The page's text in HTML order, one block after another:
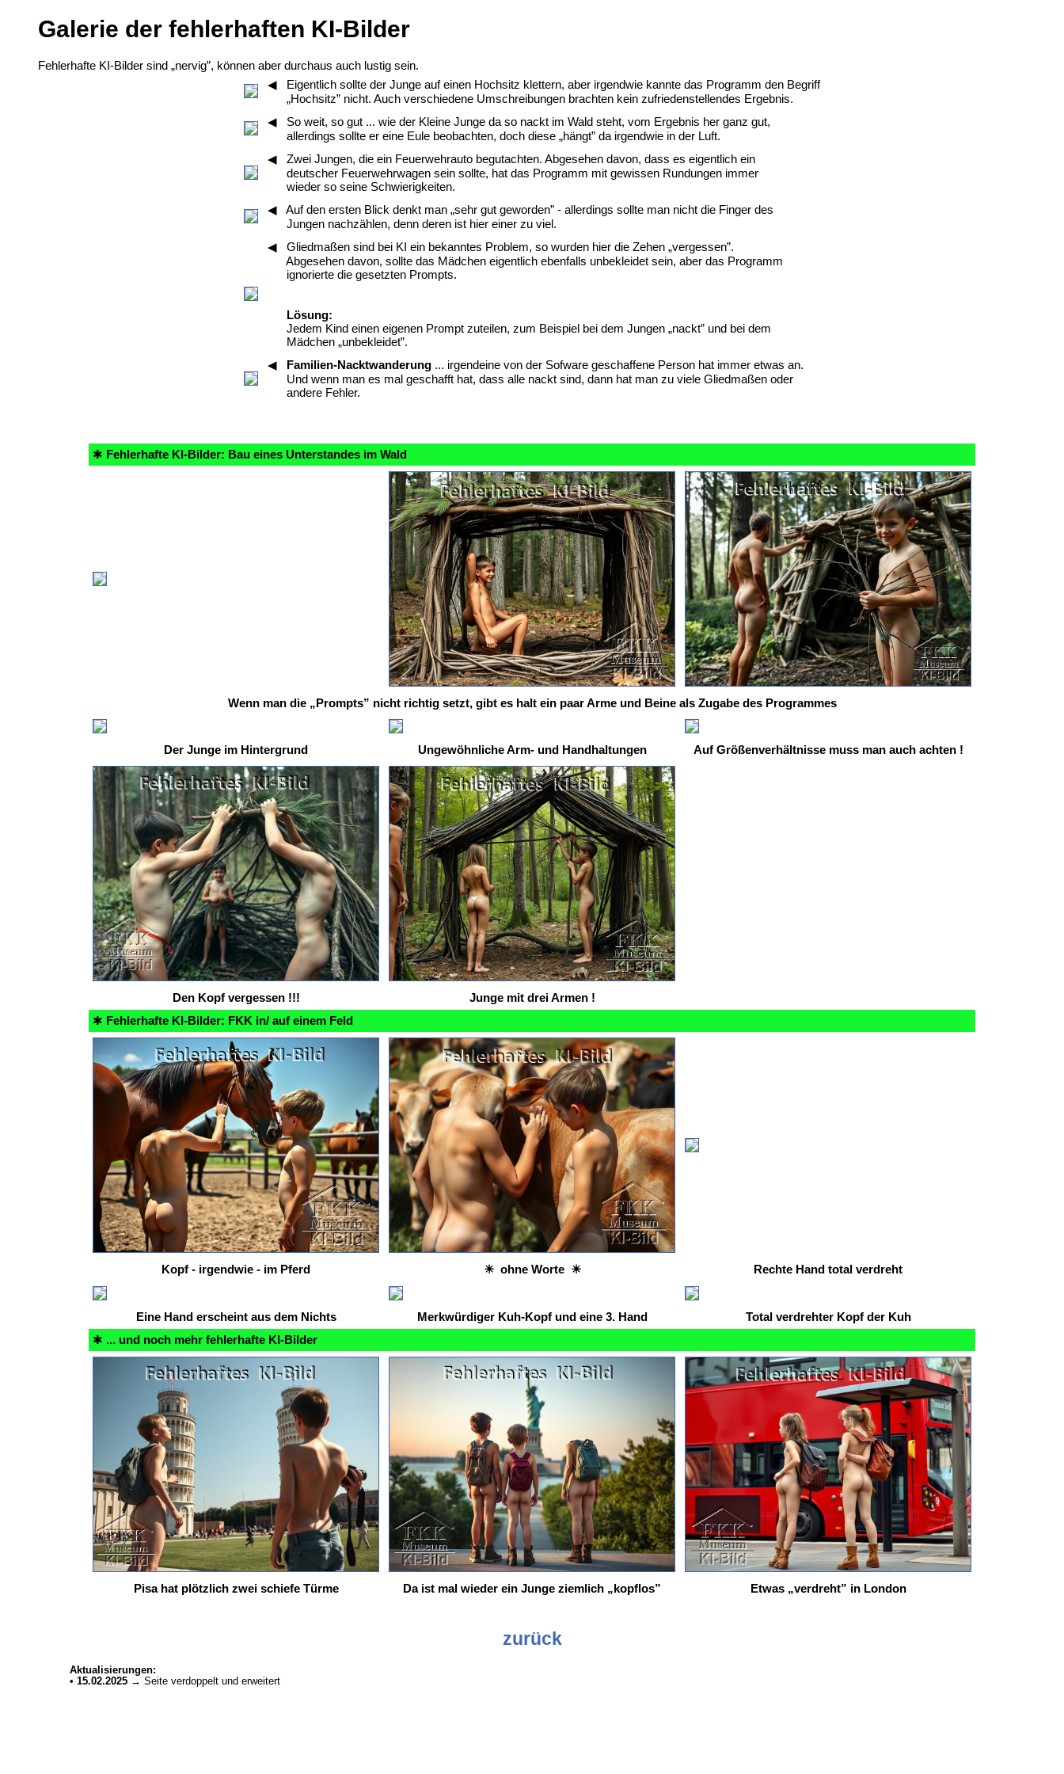
Galerie der fehlerhaften KI-Bilder
Fehlerhafte KI-Bilder sind „nervig”, können aber durchaus auch lustig sein.
◀ Eigentlich sollte der Junge auf einen Hochsitz klettern, aber irgendwie kannte das Programm den Begriff
„Hochsitz” nicht. Auch verschiedene Umschreibungen brachten kein zufriedenstellendes Ergebnis.
◀ So weit, so gut ... wie der Kleine Junge da so nackt im Wald steht, vom Ergebnis her ganz gut,
allerdings sollte er eine Eule beobachten, doch diese „hängt” da irgendwie in der Luft.
◀ Zwei Jungen, die ein Feuerwehrauto begutachten. Abgesehen davon, dass es eigentlich ein
deutscher Feuerwehrwagen sein sollte, hat das Programm mit gewissen Rundungen immer
wieder so seine Schwierigkeiten.
◀ Auf den ersten Blick denkt man „sehr gut geworden” - allerdings sollte man nicht die Finger des
Jungen nachzählen, denn deren ist hier einer zu viel.
◀ Gliedmaßen sind bei KI ein bekanntes Problem, so wurden hier die Zehen „vergessen”.
Abgesehen davon, sollte das Mädchen eigentlich ebenfalls unbekleidet sein, aber das Programm
ignorierte die gesetzten Prompts.
Lösung:
Jedem Kind einen eigenen Prompt zuteilen, zum Beispiel bei dem Jungen „nackt” und bei dem
Mädchen „unbekleidet”.
◀ Familien-Nacktwanderung ... irgendeine von der Sofware geschaffene Person hat immer etwas an.
Und wenn man es mal geschafft hat, dass alle nackt sind, dann hat man zu viele Gliedmaßen oder
andere Fehler.
✱ Fehlerhafte KI-Bilder: Bau eines Unterstandes im Wald
Wenn man die „Prompts” nicht richtig setzt, gibt es halt ein paar Arme und Beine als Zugabe des Programmes
Der Junge im Hintergrund Ungewöhnliche Arm- und Handhaltungen Auf Größenverhältnisse muss man auch achten !
Den Kopf vergessen !!!
Junge mit drei Armen !
✱ Fehlerhafte KI-Bilder: FKK in/ auf einem Feld
Kopf - irgendwie - im Pferd ☀ ohne Worte ☀ Rechte Hand total verdreht
Eine Hand erscheint aus dem Nichts Merkwürdiger Kuh-Kopf und eine 3. Hand
Total verdrehter Kopf der Kuh
✱ ... und noch mehr fehlerhafte KI-Bilder
Pisa hat plötzlich zwei schiefe Türme Da ist mal wieder ein Junge ziemlich „kopflos” Etwas „verdreht” in London
zurück
Aktualisierungen:
• 15.02.2025 → Seite verdoppelt und erweitert